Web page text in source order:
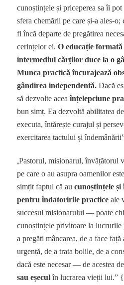
cunoștințele și priceperea sa îi pot
sfera chemării pe care și-a ales-o;
fi încă departe de pregătirea
cerințelor ei.O educație
intermediul cărților duce la o
Munca practică încurajează
gândirea independentă. Dacă
să dezvolte aceaînțelepciune
bun simț. Ea dezvoltă abilitatea
executa, întărește curajul și
exercitarea tactului și
„Pastorul, misionarul, învățătorul
pe care o au asupra oamenilor
simțit faptul că aucunoștințele și
pentru îndatoririle practice ale
succesul misionarului — poate
cunoștințele privitoare la lucrurile
a pregăti mâncarea, de a face
urgență, de a trata bolile, de a
dacă este necesar — de acestea
sau eșeculîn lucrarea vieții lui.”